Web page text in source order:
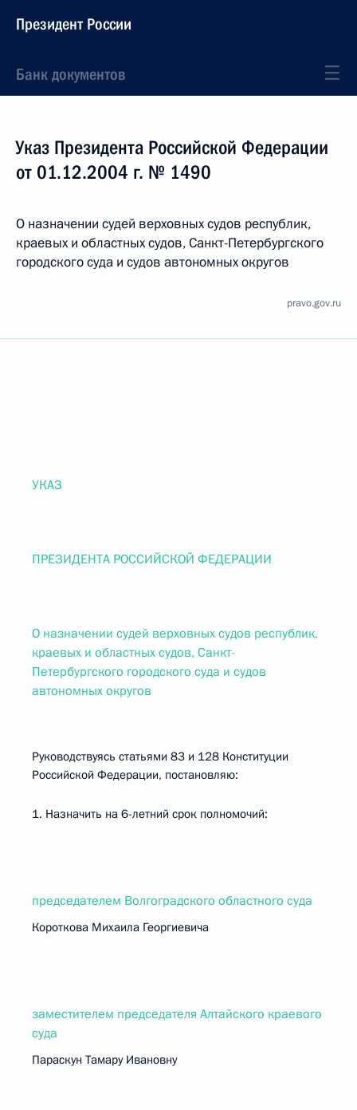
Президент России
Банк документов
Указ Президента Российской Федерации
от 01.12.2004 г. № 1490
О назначении судей верховных судов республик,
краевых и областных судов, Санкт-Петербургского
городского суда и судов автономных округов
pravo.gov.ru
УКАЗ
ПРЕЗИДЕНТА РОССИЙСКОЙ ФЕДЕРАЦИИ
О назначении судей верховных судов республик,
краевых и областных судов, Санкт-
Петербургского городского суда и судов
автономных округов
Руководствуясь статьями 83 и 128 Конституции
Российской Федерации, постановляю:
1. Назначить на 6-летний срок полномочий:
председателем Волгоградского областного суда
Короткова Михаила Георгиевича
заместителем председателя Алтайского краевого
суда
Параскун Тамару Ивановну